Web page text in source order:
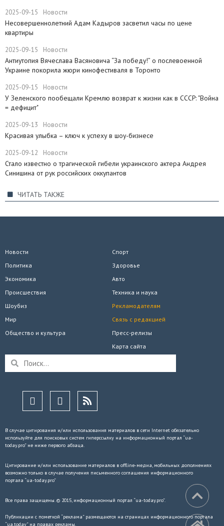
2025-09-15 Новости
Несовершеннолетний Адам Кадыров засветил часы по цене
квартиры
2025-09-15 Новости
Антиутопия Вячеслава Васяновича “За победу!” о послевоенной
Украине покорила жюри кинофестиваля в Торонто
2025-09-15 Новости
​У Зеленского пообещали Кремлю возврат к жизни как в СССР: "Война
= дефицит"
2025-09-13 Новости
Красивая улыбка – ключ к успеху в шоу-бизнесе
2025-09-12 Новости
Стало известно о трагической гибели украинского актера Андрея
Синишина от рук российских оккупантов
ЧИТАТЬ ТАКЖЕ
Новости
Политика
Экономика
Происшествия
Спорт
Здоровье
Авто
Техника и наука
Шоубиз
Мир
Общество и культура
Рекламодателям
Связь с редакцией
Пресс-релизы
Карта сайта
В случае цитирования и/или использования материалов в сети Internet обязательно
используйте для поисковых систем гиперссылку на информационный портал “ua-
today.pro” не ниже первого абзаца.
Цитирование и/или использование материалов в offline-медиа, мобильных дополнениях
возможно только в случае получения письменного соглашения информационного
портала “ua-today.pro”
Все права защищены. © 2015, информационный портал “ua-today.pro”.
Публикации с пометкой “реклама” размещаются на страницах информационного портала
“ua.today” на правах рекламы.